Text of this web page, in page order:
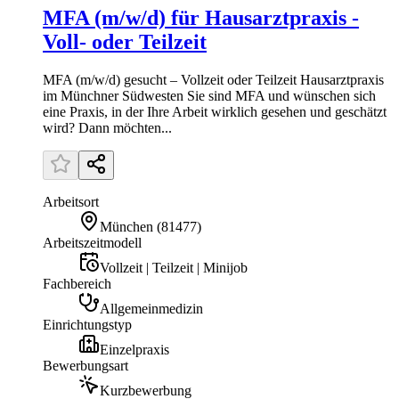
MFA (m/w/d) für Hausarztpraxis -
Voll- oder Teilzeit
MFA (m/w/d) gesucht – Vollzeit oder Teilzeit Hausarztpraxis
im Münchner Südwesten Sie sind MFA und wünschen sich
eine Praxis, in der Ihre Arbeit wirklich gesehen und geschätzt
wird? Dann möchten...
Arbeitsort
München (81477)
Arbeitszeitmodell
Vollzeit | Teilzeit | Minijob
Fachbereich
Allgemeinmedizin
Einrichtungstyp
Einzelpraxis
Bewerbungsart
Kurzbewerbung